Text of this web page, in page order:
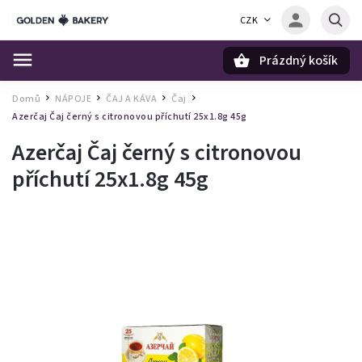
CZK
Prázdný košík
Domů / NÁPOJE / ČAJ A KÁVA / Čaj
Azerčaj Čaj černý s citronovou příchutí 25x1.8g 45g
Azerčaj Čaj černý s citronovou
příchutí 25x1.8g 45g